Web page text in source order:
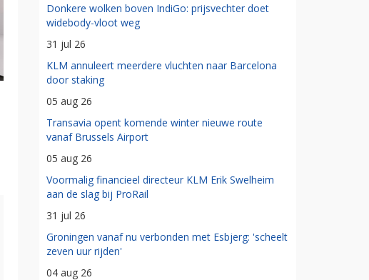
Donkere wolken boven IndiGo: prijsvechter doet
widebody-vloot weg
31 jul 26
KLM annuleert meerdere vluchten naar Barcelona
door staking
05 aug 26
Transavia opent komende winter nieuwe route
vanaf Brussels Airport
05 aug 26
Voormalig financieel directeur KLM Erik Swelheim
aan de slag bij ProRail
31 jul 26
Groningen vanaf nu verbonden met Esbjerg: 'scheelt
zeven uur rijden'
04 aug 26